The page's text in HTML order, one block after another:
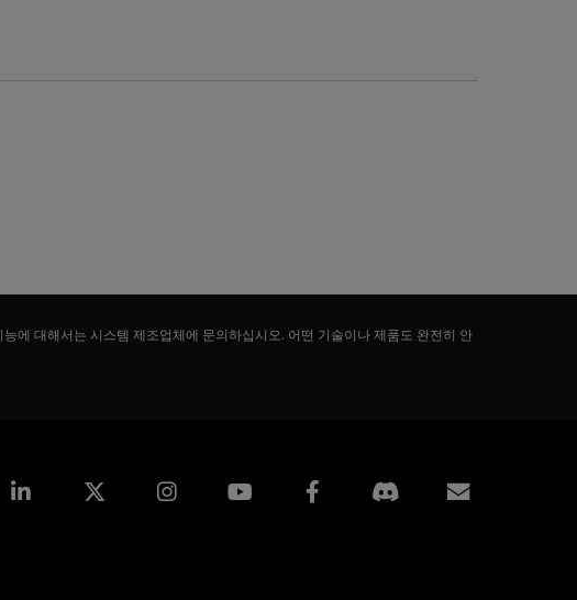
에 대해서는 시스템 제조업체에 문의하십시오. 어떤 기술이나 제품도 완전히 안
Linkedin Instagram Facebook